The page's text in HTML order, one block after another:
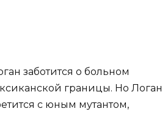
заботится о больном
границы. Но Логан
с юным мутантом,